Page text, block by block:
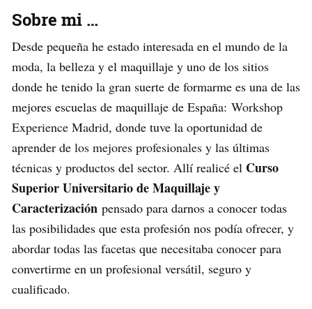
Sobre mi …
Desde pequeña he estado interesada en el mundo de la
moda, la belleza y el maquillaje y uno de los sitios
donde he tenido la gran suerte de formarme es una de las
mejores escuelas de maquillaje de España: Workshop
Experience Madrid, donde tuve la oportunidad de
aprender de los mejores profesionales y las últimas
técnicas y productos del sector. Allí realicé el Curso
Superior Universitario de Maquillaje y
Caracterización pensado para darnos a conocer todas
las posibilidades que esta profesión nos podía ofrecer, y
abordar todas las facetas que necesitaba conocer para
convertirme en un profesional versátil, seguro y
cualificado.